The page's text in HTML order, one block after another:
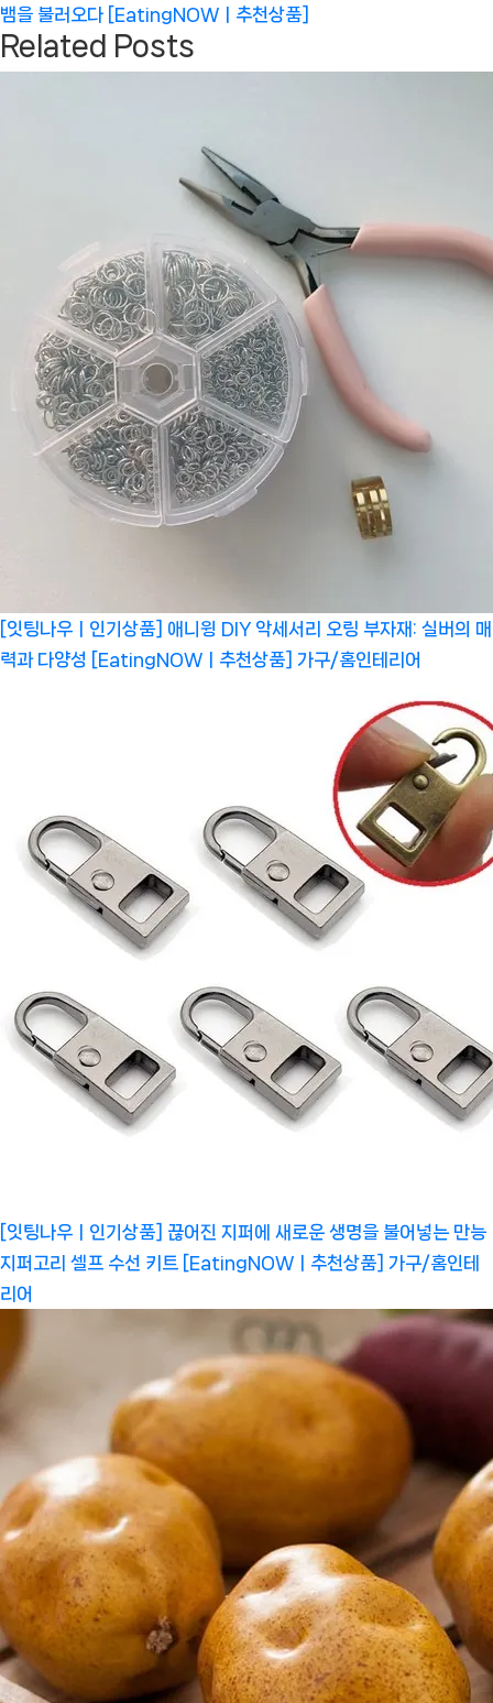
Post:
뱀을 불러오다 [EatingNOWㅣ추천상품]
Related Posts
[잇팅나우ㅣ인기상품] 애니윙 DIY 악세서리 오링 부자재: 실버의 매
력과 다양성 [EatingNOWㅣ추천상품] 가구/홈인테리어
[잇팅나우ㅣ인기상품] 끊어진 지퍼에 새로운 생명을 불어넣는 만능
지퍼고리 셀프 수선 키트 [EatingNOWㅣ추천상품] 가구/홈인테
리어